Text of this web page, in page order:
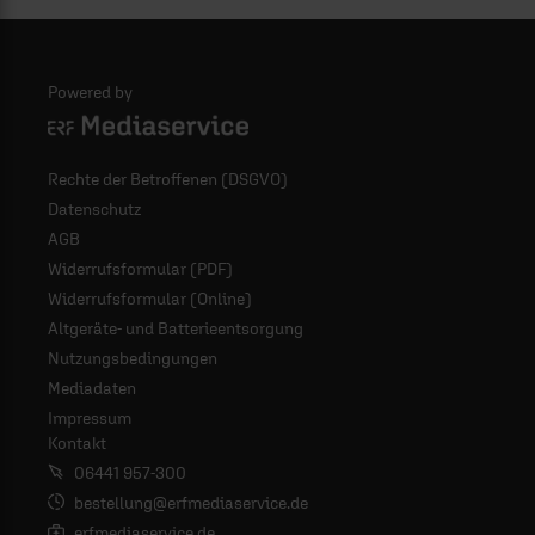
Powered by
Logo - ERF Mediaservice
Rechte der Betroffenen (DSGVO)
Datenschutz
AGB
Widerrufsformular (PDF)
Widerrufsformular (Online)
Altgeräte- und Batterieentsorgung
Nutzungsbedingungen
Mediadaten
Impressum
Kontakt
06441 957-300
bestellung@erfmediaservice.de